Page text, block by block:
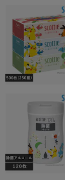
※ご確認
カート